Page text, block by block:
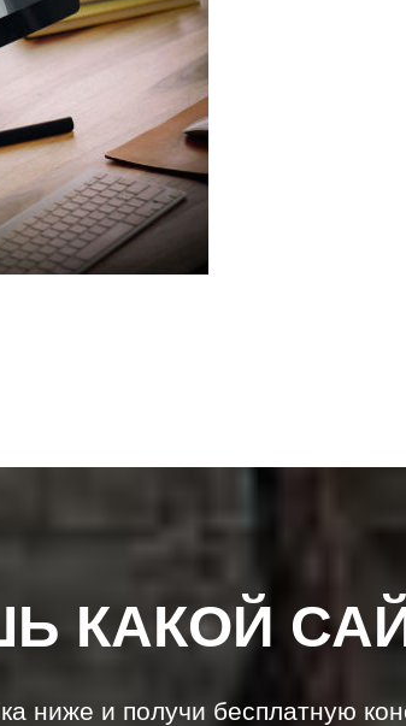
КАКОЙ
ниже и получи бесплатную